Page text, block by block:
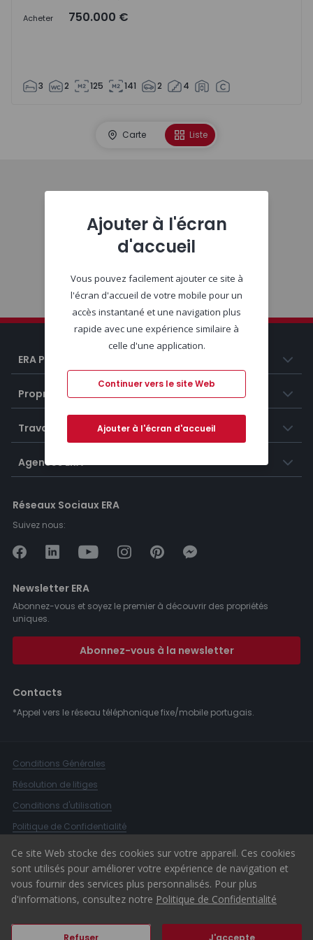
Acheter 750.000 €
3 2 125 141 2 4
Carte Liste
ERA Portugal
Propriétés
Travailler chez ERA
Agences ERA
Réseaux Sociaux ERA
Suivez nous:
Newsletter ERA
Abonnez-vous et soyez le premier à découvrir des propriétés
uniques.
Abonnez-vous à la newsletter
Contacts
*Appel vers le réseau téléphonique fixe/mobile portugais.
Conditions Générales
Résolution de litiges
Conditions d'utilisation
Politique de Confidentialité
Livre de Réclamations
Canal d'alerte
© 2026 ERA Portugal
Ce site Web stocke des cookies sur votre appareil. Ces cookies
sont utilisés pour améliorer votre expérience de navigation et
vous fournir des services plus personnalisés. Pour plus
d'informations, consultez notre Politique de Confidentialité
Refuser J'accepte
Ajouter à l'écran
d'accueil
Vous pouvez facilement ajouter ce site à
l'écran d'accueil de votre mobile pour un
accès instantané et une navigation plus
rapide avec une expérience similaire à
celle d'une application.
Continuer vers le site Web
Ajouter à l'écran d'accueil